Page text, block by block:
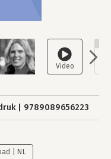
9789089656223
| NL